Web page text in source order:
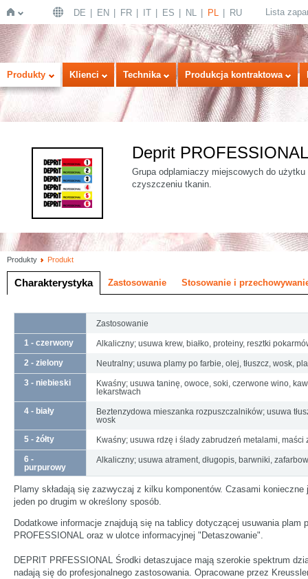
Strona
DE EN FR IT ES NL PL RU Lista
Produkty Klienci Technika Produkcja kontraktowa
Deprit PROFESSIONAL
Grupa odplamiaczy miejscowych do użytku
czyszczeniu tkanin.
Produkty Produkt
Charakterystyka Zastosowanie Stosowanie i
Zastosowanie
1 - czerwony
Alkaliczny; usuwa krew, białko, proteiny, resztki
2 - zielony
Neutralny; usuwa plamy po farbie, olej, tłuszcz, wosk,
3 - niebieski
Kwaśny; usuwa taninę, owoce, soki, czerwone wino,
lekarstwach
4 - biały
Beztenzydowa mieszanka rozpuszczalników; usuwa
wosk
5 - żółty
Kwaśny; usuwa rdzę i ślady zabrudzeń metalami,
6 -
purpurowy
Alkaliczny; usuwa atrament, długopis, barwniki,
Plamy składają się zazwyczaj z kilku komponentów. Czasami
jeden po drugim w określony sposób.
Dodatkowe informacje znajdują się na tablicy dotyczącej usuwania plam
PROFESSIONAL oraz w ulotce informacyjnej "Detaszowanie".
DEPRIT PRFESSIONAL Środki detaszujace mają szerokie spektrum
nadają się do profesjonalnego zastosowania. Opracowane przez